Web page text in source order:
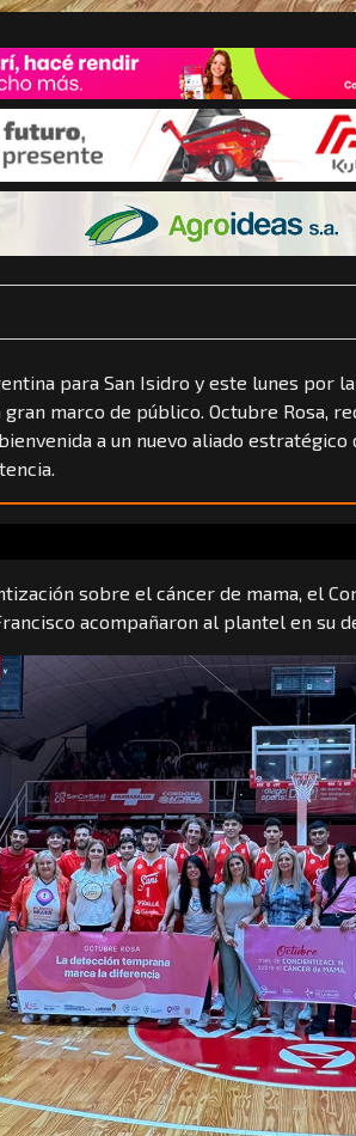
para San Isidro y este lunes por
gran marco de público. Octubre Rosa,
a un nuevo aliado estratégico
sobre el cáncer de mama, el
acompañaron al plantel en su